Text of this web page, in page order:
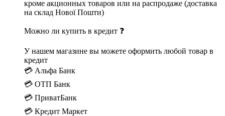
кроме акционных товаров или на распродаже (доставка
на склад Нової Пошти)
Можно ли купить в кредит ❓
У нашем магазине вы можете оформить любой товар в
кредит
💳 Альфа Банк
💳 ОТП Банк
💳 ПриватБанк
💳 Кредит Маркет